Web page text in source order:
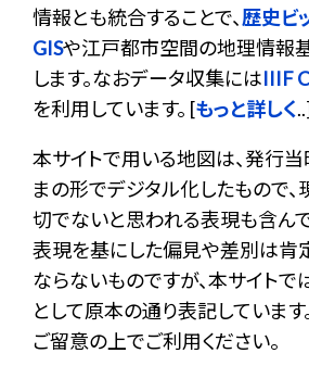
情報とも統合することで、歴史ビ
GISや江戸都市空間の地理情報
します。なおデータ収集にはIIIF
を利用しています。 [もっと詳しく
本サイトで用いる地図は、発行
まの形でデジタル化したもので
切でないと思われる表現も含ん
表現を基にした偏見や差別は肯
ならないものですが、本サイトで
として原本の通り表記しています
ご留意の上でご利用ください。